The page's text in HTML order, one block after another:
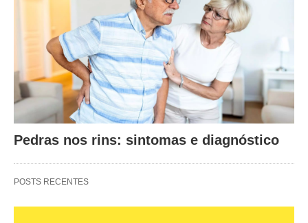
Pedras nos rins: sintomas e diagnóstico
POSTS RECENTES